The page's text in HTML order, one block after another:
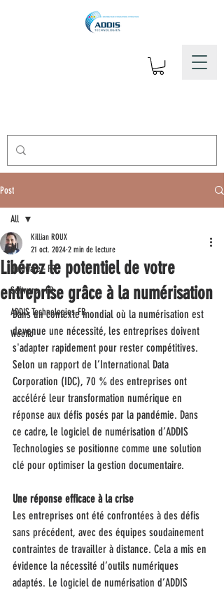
Post
All
Hardware - FR
Software - FR
ADDIS Technologies-FR
Weeflo
All
Libérez le potentiel de votre
entreprise grâce à la numérisation
Killian ROUX
21 oct. 2024 2 min de lecture
Dans un contexte mondial où la numérisation est
devenue une nécessité, les entreprises doivent
s'adapter rapidement pour rester compétitives.
Selon un rapport de l’International Data
Corporation (IDC), 70 % des entreprises ont
accéléré leur transformation numérique en
réponse aux défis posés par la pandémie. Dans
ce cadre, le logiciel de numérisation d’ADDIS
Technologies se positionne comme une solution
clé pour optimiser la gestion documentaire.
Une réponse efficace à la crise
Les entreprises ont été confrontées à des défis
sans précédent, avec des équipes soudainement
contraintes de travailler à distance. Cela a mis en
évidence la nécessité d’outils numériques
adaptés. Le logiciel de numérisation d’ADDIS